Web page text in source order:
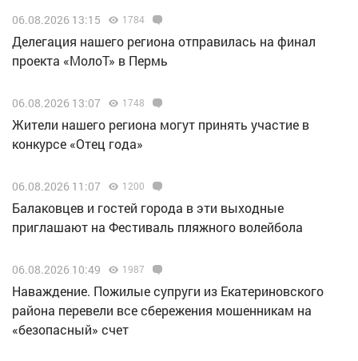
06.08.2026 13:15 1784
Делегация нашего региона отправилась на финал
проекта «МолоТ» в Пермь
06.08.2026 13:07 1748
Жители нашего региона могут принять участие в
конкурсе «Отец года»
06.08.2026 11:07 1200
Балаковцев и гостей города в эти выходные
приглашают на Фестиваль пляжного волейбола
06.08.2026 10:49 1987
Наваждение. Пожилые супруги из Екатериновского
района перевели все сбережения мошенникам на
«безопасный» счет